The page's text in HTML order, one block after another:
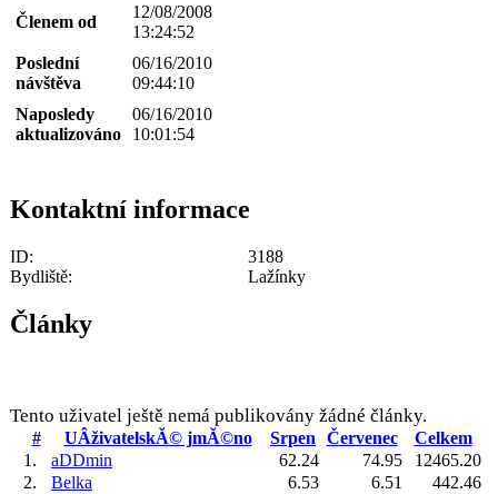
Členem od
12/08/2008
13:24:52
Poslední
návštěva
06/16/2010
09:44:10
Naposledy
aktualizováno
06/16/2010
10:01:54
Kontaktní informace
ID:
3188
Bydliště:
Lažínky
Články
Tento uživatel ještě nemá publikovány žádné články.
# UÂživatelskĂ© jmĂ©no Srpen Červenec
Celkem
1.
aDDmin 62.24 74.95
12465.20
2.
Belka 6.53 6.51
442.46